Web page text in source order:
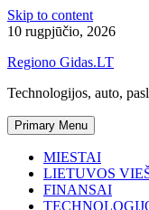
Skip to content
10 rugpjūčio, 2026
Regiono Gidas.LT
Technologijos, auto,
Primary Menu
MIESTAI
LIETUVOS
FINANSAI